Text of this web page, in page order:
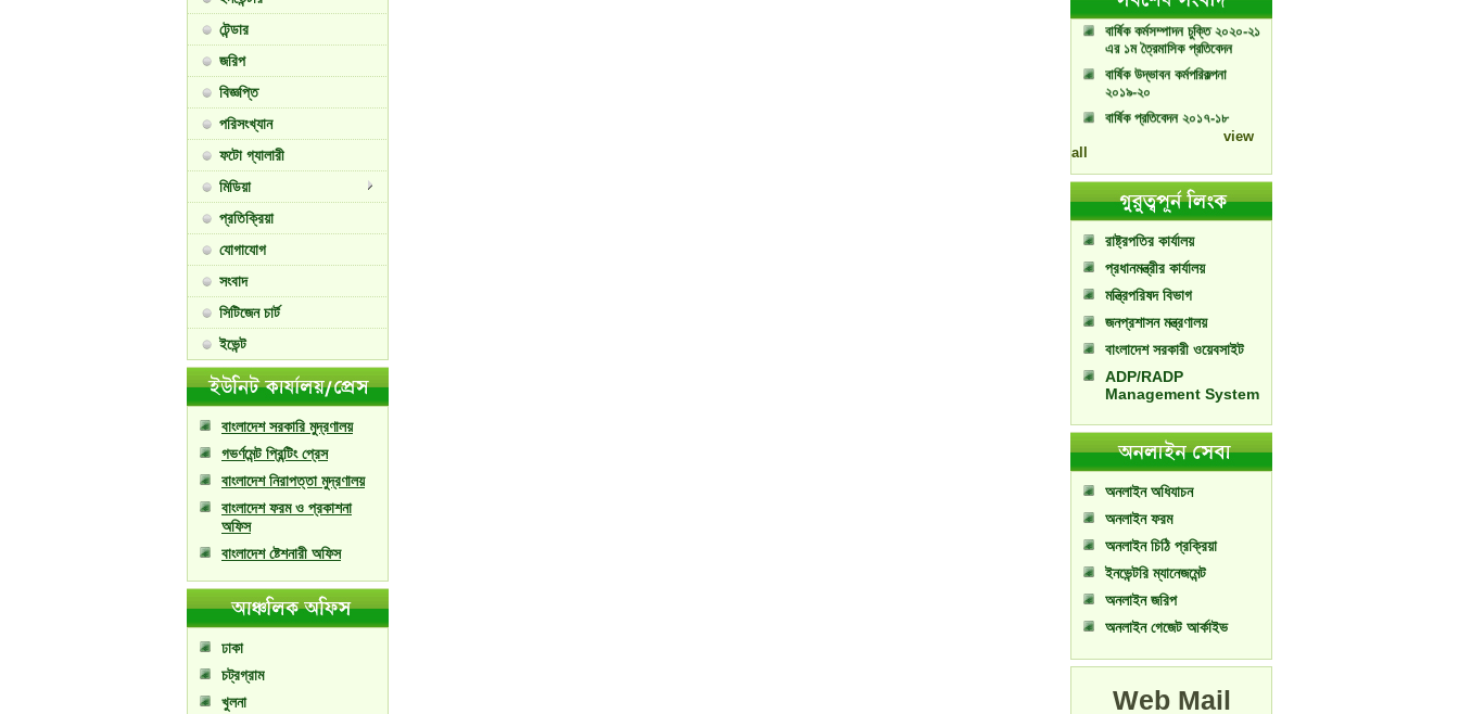
টেন্ডার
জরিপ
বিজ্ঞপ্তি
পরিসংখ্যান
ফটো গ্যালারী
মিডিয়া
প্রতিক্রিয়া
যোগাযোগ
সংবাদ
সিটিজেন চার্ট
ইভেন্ট
বাংলাদেশ সরকারি মুদ্রণালয়
গভর্ণমেন্ট প্রিন্টিং প্রেস
বাংলাদেশ নিরাপত্তা মুদ্রণালয়
বাংলাদেশ ফরম ও প্রকাশনা
অফিস
বাংলাদেশ ষ্টেশনারী অফিস
ঢাকা
চট্রগ্রাম
খুলনা
বার্ষিক কর্মসম্পাদন চুক্তি ২০২০-২১
এর ১ম ত্রৈমাসিক প্রতিবেদন
বার্ষিক উদ্ভাবন কর্মপরিকল্পনা
২০১৯-২০
বার্ষিক প্রতিবেদন ২০১৭-১৮
বার্ষিক প্রতিবেদন ২০১৮-১৯
view
all
রাষ্ট্রপতির কার্যালয়
প্রধানমন্ত্রীর কার্যালয়
মন্ত্রিপরিষদ বিভাগ
জনপ্রশাসন মন্ত্রণালয়
বাংলাদেশ সরকারী ওয়েবসাইট
ADP/RADP
Management System
অনলাইন অধিযাচন
অনলাইন ফরম
অনলাইন চিঠি প্রক্রিয়া
ইনভেন্টরি ম্যানেজমেন্ট
অনলাইন জরিপ
অনলাইন গেজেট আর্কাইভ
Web Mail